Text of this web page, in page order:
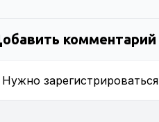
комментарий
Нужно зарегистрироваться